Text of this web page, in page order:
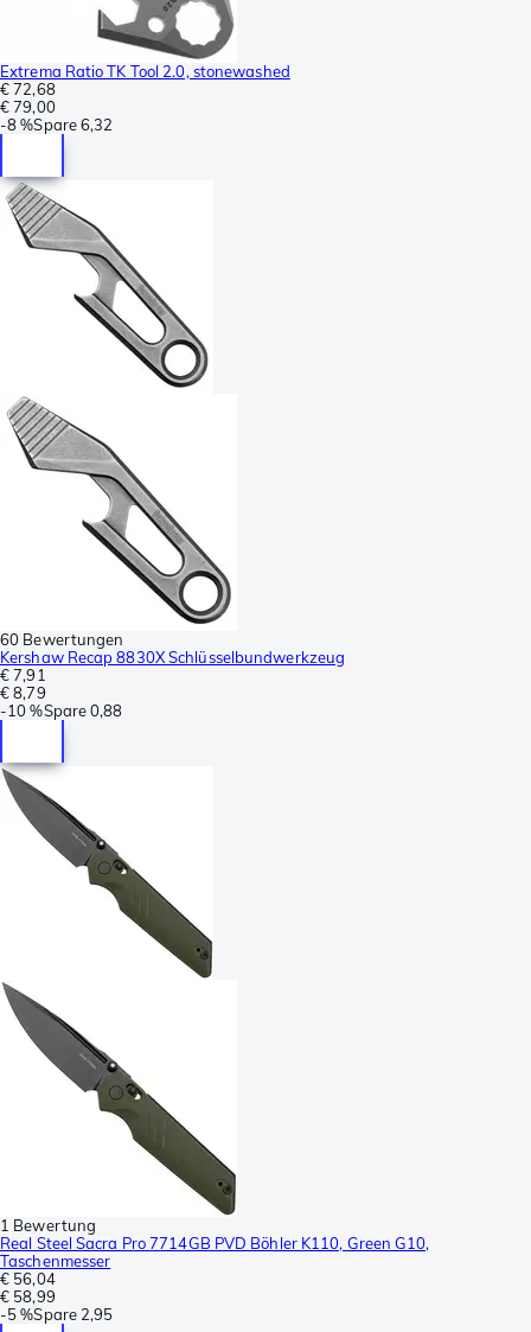
Extrema Ratio TK Tool 2.0, stonewashed
€ 72,68
€ 79,00
-8 %Spare6,32
60 Bewertungen
Kershaw Recap 8830X Schlüsselbundwerkzeug
€ 7,91
€ 8,79
-10 %Spare0,88
1 Bewertung
Real Steel Sacra Pro 7714GB PVD Böhler K110, Green G10,
Taschenmesser
€ 56,04
€ 58,99
-5 %Spare 2,95